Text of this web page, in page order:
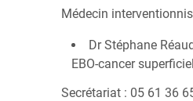
Médecin
Dr Stéphane
EBO-cancer
Secrétariat : 05 61 36